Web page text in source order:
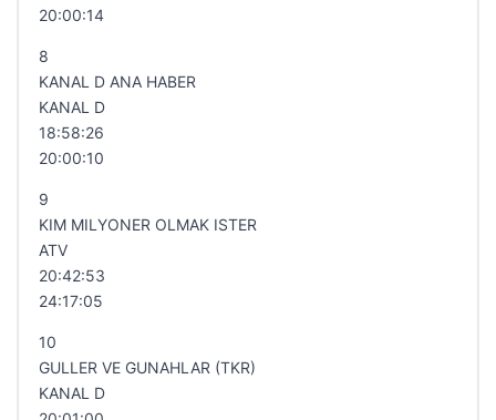
20:00:14
8
KANAL D ANA HABER
KANAL D
18:58:26
20:00:10
9
KIM MILYONER OLMAK ISTER
ATV
20:42:53
24:17:05
10
GULLER VE GUNAHLAR (TKR)
KANAL D